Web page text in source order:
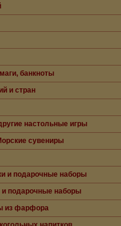
банкноты
и стран
настольные игры
сувениры
и подарочные наборы
и подарочные наборы
из фарфора